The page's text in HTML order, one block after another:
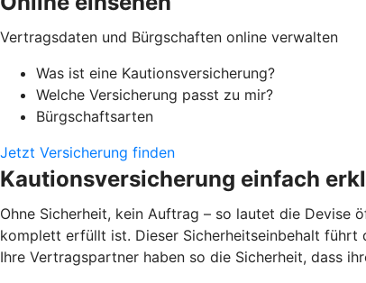
Vertragsdaten und Bürgschaften online verwalten
Was ist eine Kautionsversicherung?
Welche Versicherung passt zu mir?
Bürgschaftsarten
Jetzt Versicherung finden
Kautionsversicherung einfach
Ohne Sicherheit, kein Auftrag – so lautet die Devise
komplett erfüllt ist. Dieser Sicherheitseinbehalt führt
Ihre Vertragspartner haben so die Sicherheit, dass